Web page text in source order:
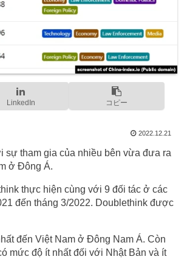
LinkedIn コピー
2022.12.21
sự tham gia của nhiều bên vừa đưa ra
ở Đông Á.
thực hiện cùng với 9 đối tác ở các
đến tháng 3/2022. Doublethink được
đến Việt Nam ở Đông Nam Á. Còn
mức độ ít nhất đối với Nhật Bản và ít